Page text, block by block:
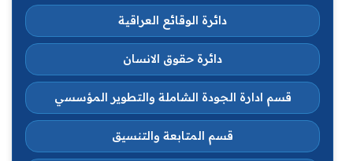
دائرة الوقائع العراقية
دائرة حقوق الانسان
قسم ادارة الجودة الشاملة والتطوير المؤسسي
قسم المتابعة والتنسيق